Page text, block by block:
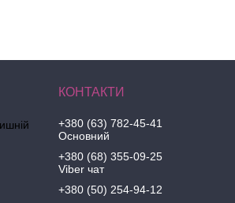
+380 (63) 782-45-41
Основний
+380 (68) 355-09-25
Viber чат
+380 (50) 254-94-12